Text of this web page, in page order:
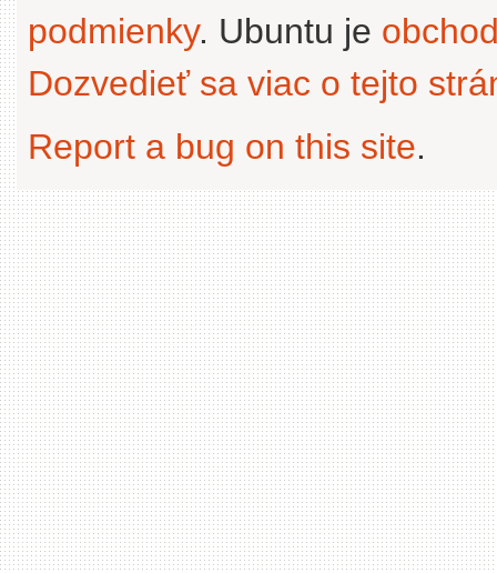
podmienky. Ubuntu je
Dozvedieť sa viac o tejto
Report a bug on this site.